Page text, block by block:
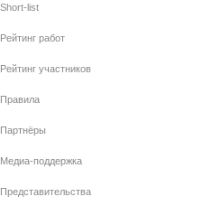
Short-list
Рейтинг работ
Рейтинг участников
Правила
Партнёры
Медиа-поддержка
Представительства